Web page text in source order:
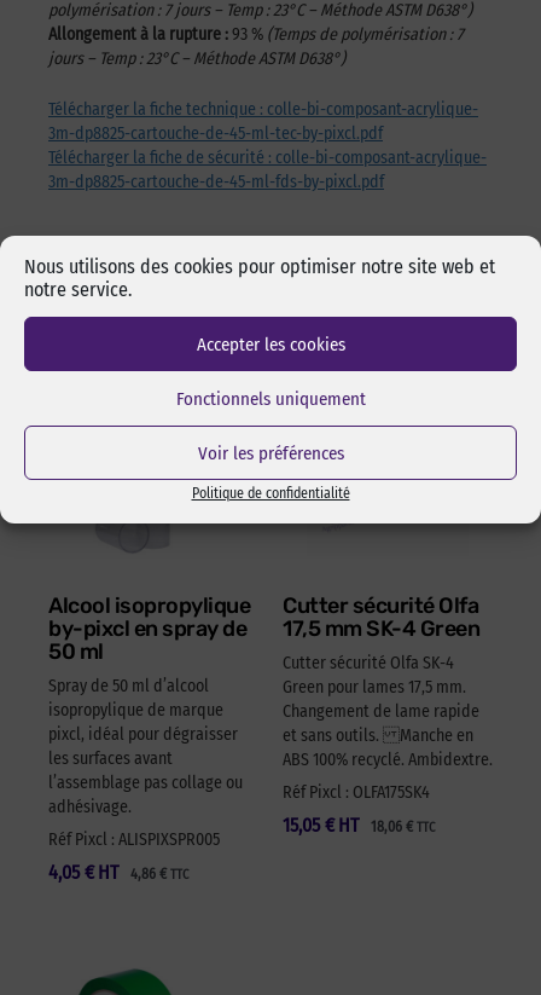
Nous utilisons des cookies pour optimiser notre site web et
notre service.
Accepter les cookies
Fonctionnels uniquement
Voir les préférences
Politique de confidentialité
polymérisation : 7 jours – Temp : 23°C – Méthode ASTM D638°)
Allongement à la rupture :93 % (Temps de polymérisation : 7
jours – Temp : 23°C – Méthode ASTM D638°)
Télécharger la fiche technique : colle-bi-composant-acrylique-
3m-dp8825-cartouche-de-45-ml-tec-by-pixcl.pdf
Télécharger la fiche de sécurité : colle-bi-composant-acrylique-
3m-dp8825-cartouche-de-45-ml-fds-by-pixcl.pdf
Les incontournables
Alcool isopropylique
by-pixcl en spray de
50 ml
Spray de 50 ml d’alcool
isopropylique de marque
pixcl, idéal pour dégraisser
les surfaces avant
l’assemblage pas collage ou
adhésivage.
Réf Pixcl : ALISPIXSPR005
4,05 € 4,86 € TTC
HT
Cutter sécurité Olfa
17,5 mm SK-4 Green
Cutter sécurité Olfa SK-4
Green pour lames 17,5 mm.
Changement de lame rapide
et sans outils. Manche en
ABS 100% recyclé. Ambidextre.
Réf Pixcl : OLFA175SK4
15,05 € 18,06 € TTC
HT